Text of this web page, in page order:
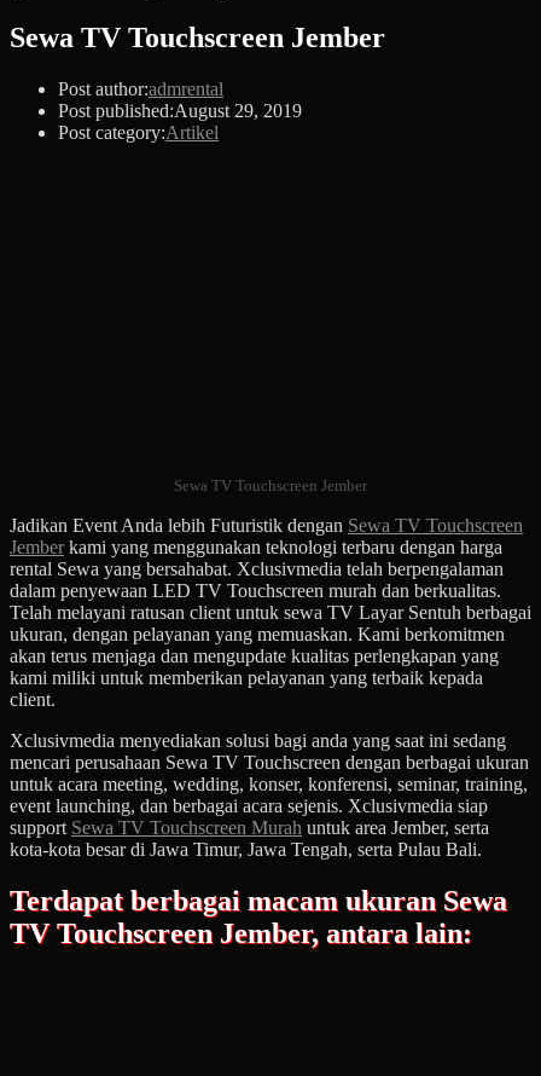
Sewa TV Touchscreen Jember
Post author:admrental
Post published:August 29, 2019
Post category:Artikel
Sewa TV Touchscreen Jember
Jadikan Event Anda lebih Futuristik dengan Sewa TV Touchscreen
Jemberkami yang menggunakan teknologi terbaru dengan harga
rental Sewa yang bersahabat. Xclusivmedia telah berpengalaman
dalam penyewaan LED TV Touchscreen murah dan berkualitas.
Telah melayani ratusan client untuk sewa TV Layar Sentuh berbagai
ukuran, dengan pelayanan yang memuaskan. Kami berkomitmen
akan terus menjaga dan mengupdate kualitas perlengkapan yang
kami miliki untuk memberikan pelayanan yang terbaik kepada
client.
Xclusivmedia menyediakan solusi bagi anda yang saat ini sedang
mencari perusahaan Sewa TV Touchscreen dengan berbagai ukuran
untuk acara meeting, wedding, konser, konferensi, seminar, training,
event launching, dan berbagai acara sejenis. Xclusivmedia siap
support Sewa TV Touchscreen Murah untuk area Jember, serta
kota-kota besar di Jawa Timur, Jawa Tengah, serta Pulau Bali.
Terdapat berbagai macam ukuran Sewa
TV Touchscreen Jember, antara lain: